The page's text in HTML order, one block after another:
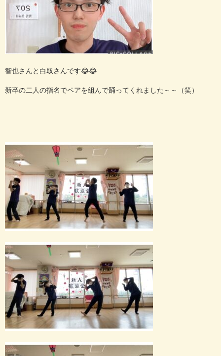
智也さんと白取さんです😂😂
新卒の二人の指名でペアを組んで踊ってくれました～～（笑）